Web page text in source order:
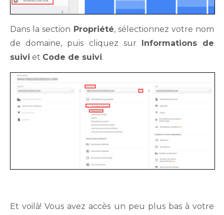
Dans la section Propriété, sélectionnez votre nom
de domaine, puis cliquez sur Informations de
suivi et Code de suivi.
Et voilà! Vous avez accès un peu plus bas à votre